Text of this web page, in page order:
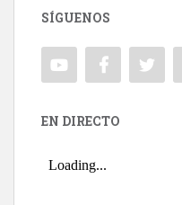
SÍGUENOS
EN DIRECTO